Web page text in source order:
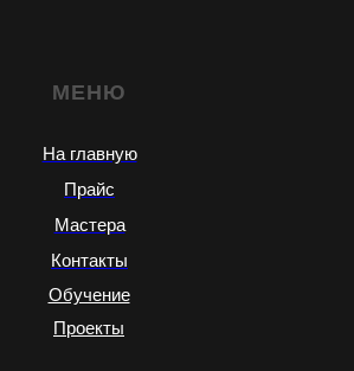
МЕНЮ
На главную
Прайс
Мастера
Контакты
Обучение
Проекты